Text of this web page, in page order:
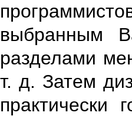
выбранным
разделами
т. д. Затем
практически